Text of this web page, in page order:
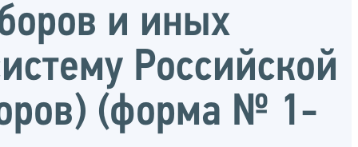
и иных
Российской
(форма № 1-